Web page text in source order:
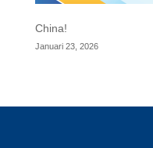
China!
Januari 23, 2026